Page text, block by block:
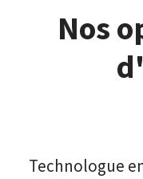
Nos
Technologue